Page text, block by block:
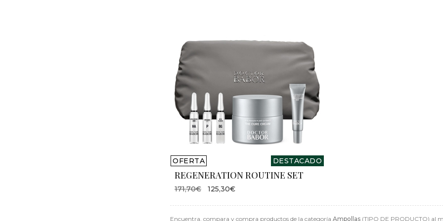
Encuentra, compara y compra productos de la categoría Ampollas (TIPO DE PRODUCTO) al
OFERTA DESTACADO
REGENERATION ROUTINE SET
171,70€ 125,30€